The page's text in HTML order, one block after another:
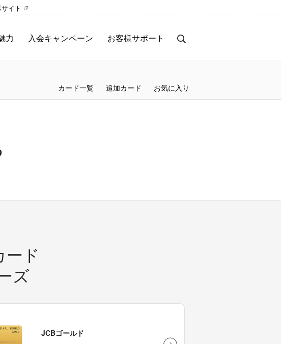
力 入会キャンペーン お客様サポート
イト
カード一覧 追加カード お気に入り
ード
ズ
JCBゴールド